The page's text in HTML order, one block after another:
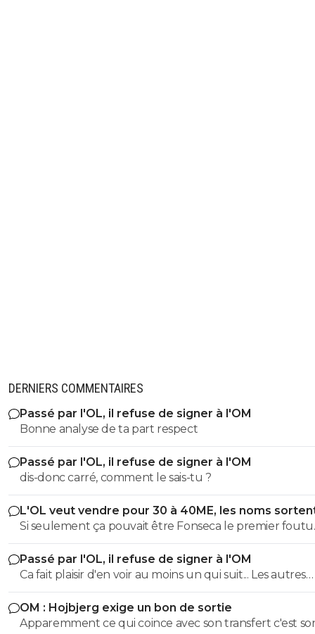
DERNIERS COMMENTAIRES
Passé par l'OL, il refuse de signer à l'OM
Bonne analyse de ta part respect
Passé par l'OL, il refuse de signer à l'OM
dis-donc carré, comment le sais-tu ?
L'OL veut vendre pour 30 à 40ME, les noms
Si seulement ça pouvait être Fonseca le premier foutu
dehors, l'OL et ce très bon effectif s'en porterait tout
mieux
Passé par l'OL, il refuse de signer à l'OM
Ca fait plaisir d'en voir au moins un qui suit... Les autres
doivent être des abrutis de supporters non ?
OM : Hojbjerg exige un bon de sortie
Apparemment ce qui coince avec son transfert c'est